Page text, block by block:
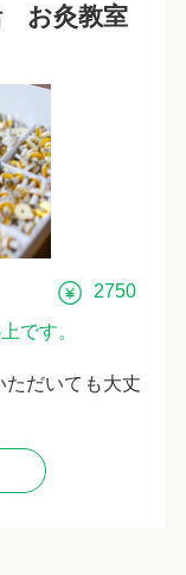
お灸教室
2750
です。
だいても大丈